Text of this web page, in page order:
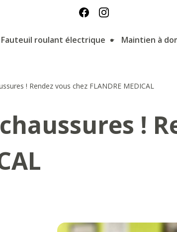
Fauteuil roulant électrique Maintien à
! Rendez vous chez FLANDRE MEDICAL
!